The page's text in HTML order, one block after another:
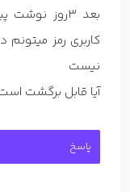
بعد ۳روز
کاربری رمز
نیست
آیا قابل برگشت
پاسخ